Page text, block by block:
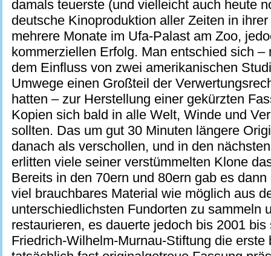
damals teuerste (und vielleicht auch heute
deutsche Kinoproduktion aller Zeiten in
mehrere Monate im Ufa-Palast am Zoo,
kommerziellen Erfolg. Man entschied sich –
dem Einfluss von zwei amerikanischen
Umwege einen Großteil der
hatten – zur Herstellung einer gekürzten
Kopien sich bald in alle Welt, Winde und
sollten. Das um gut 30 Minuten längere
danach als verschollen, und in den
erlitten viele seiner verstümmelten Klone
Bereits in den 70ern und 80ern gab es
viel brauchbares Material wie möglich aus
unterschiedlichsten Fundorten zu sammeln
restaurieren, es dauerte jedoch bis 2001
Friedrich-Wilhelm-Murnau-Stiftung die erste